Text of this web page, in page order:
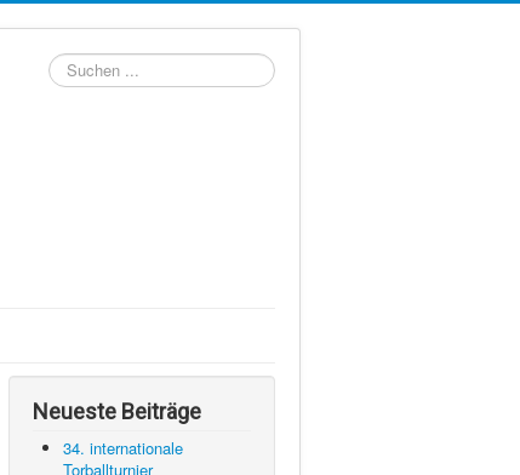
Suchen
...
Neueste Beiträge
34. internationale
Torballturnier